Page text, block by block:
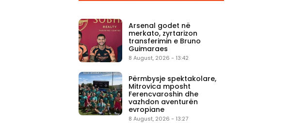
Arsenal godet në
merkato, zyrtarizon
transferimin e Bruno
Guimaraes
8 August, 2026 - 13:42
Përmbysje spektakolare,
Mitrovica mposht
Ferencvaroshin dhe
vazhdon aventurën
evropiane
8 August, 2026 - 13:27